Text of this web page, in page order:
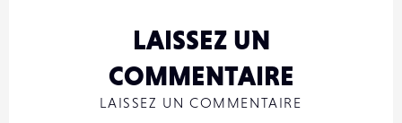
LAISSEZ UN
COMMENTAIRE
LAISSEZ UN COMMENTAIRE